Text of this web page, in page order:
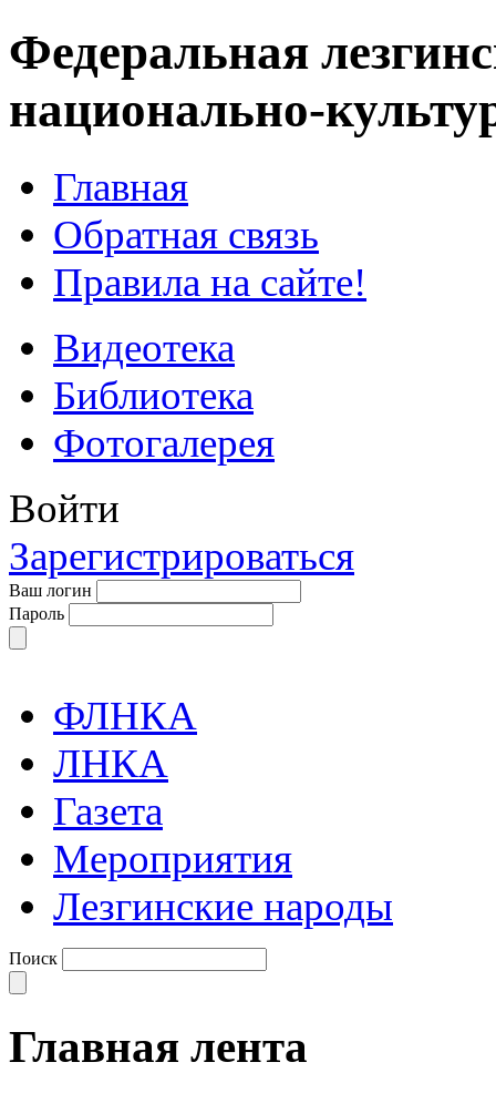
Федеральная
национально-
Главная
Обратная связь
Правила на сайте!
Видеотека
Библиотека
Фотогалерея
Войти
Зарегистрироваться
Ваш логин
Пароль
ФЛНКА
ЛНКА
Газета
Мероприятия
Лезгинские народы
Поиск
Главная лента